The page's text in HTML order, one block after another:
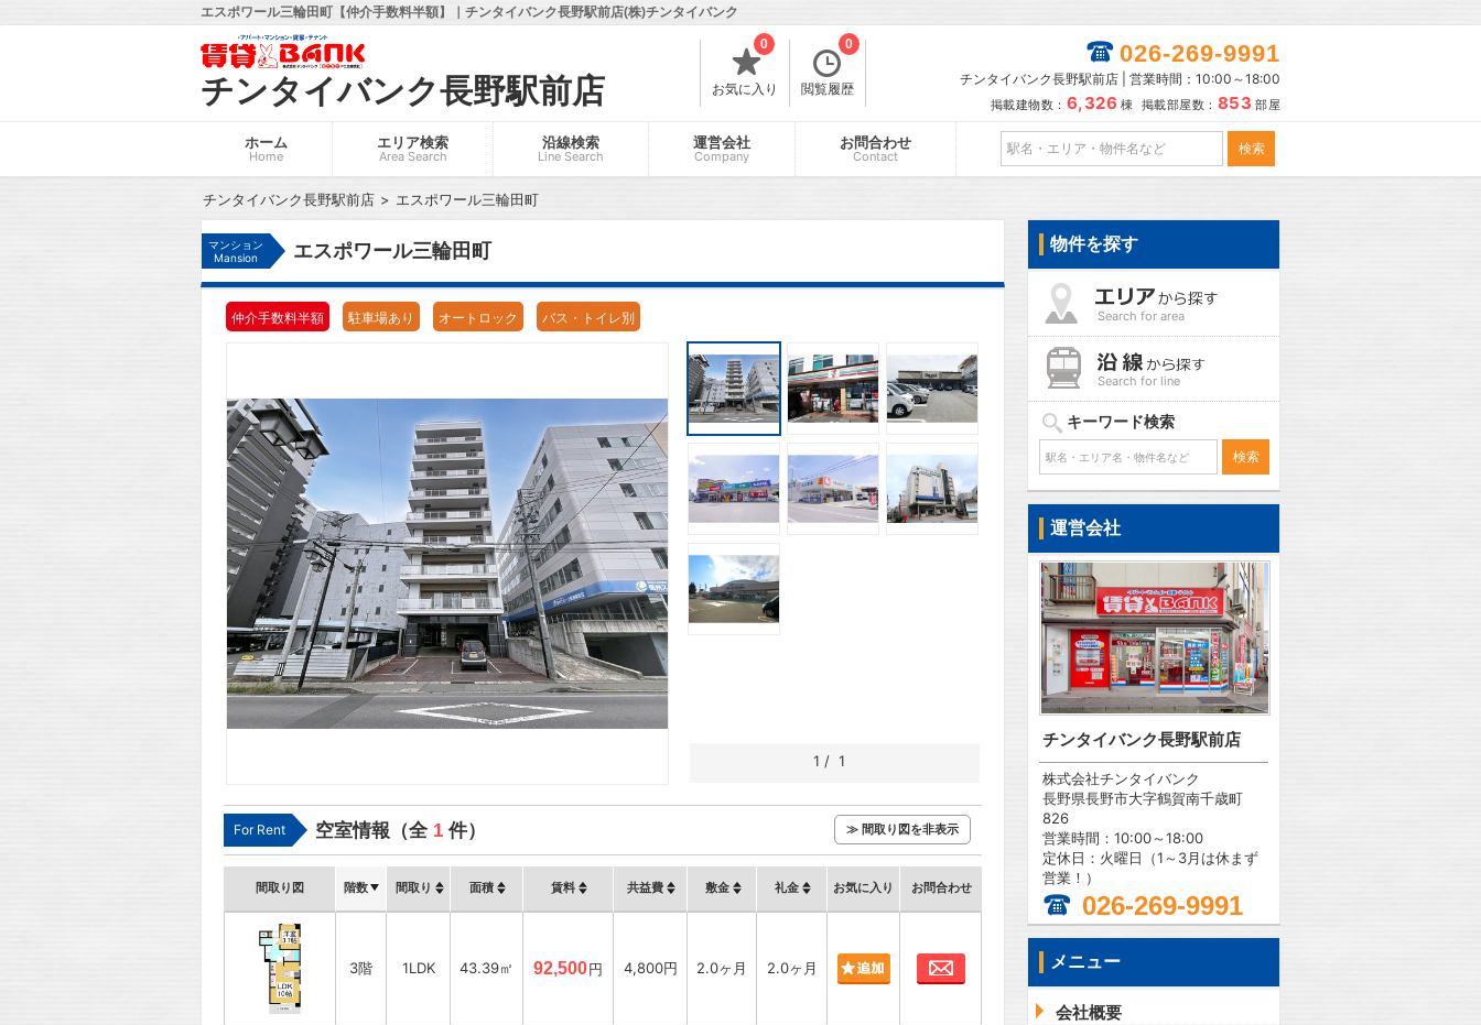
エスポワール三輪田町【仲介手数料半額】｜チンタイバンク長野駅前店(株)チンタイバンク
チンタイバンク長野駅前店 お気に入り
0
閲覧履歴
0 026-269-9991
チンタイバンク長野駅前店 | 営業時間：10:00～18:00
掲載建物数： 6,326 棟 掲載部屋数： 853 部屋
ホーム
Home
エリア検索
Area Search
沿線検索
Line Search
運営会社
Company
お問合わせ
Contact
チンタイバンク長野駅前店 エスポワール三輪田町
マンション
Mansion
エスポワール三輪田町
仲介手数料半額 駐車場あり オートロック バス・トイレ別
1 / 1
For Rent 空室情報（全 1 件） ≫ 間取り図を非表示
間取り図 階数 間取り 面積 賃料 共益費 敷金 礼金 お気に入り お問合わせ
3階 1LDK 43.39㎡ 92,500円 4,800円 2.0ヶ月 2.0ヶ月 お問合わせ
物件を探す
Search for area
Search for line
キーワード検索
運営会社
チンタイバンク長野駅前店
株式会社チンタイバンク
長野県長野市大字鶴賀南千歳町
826
営業時間：10:00～18:00
定休日：火曜日（1～3月は休まず
営業！）
026-269-9991
メニュー
会社概要